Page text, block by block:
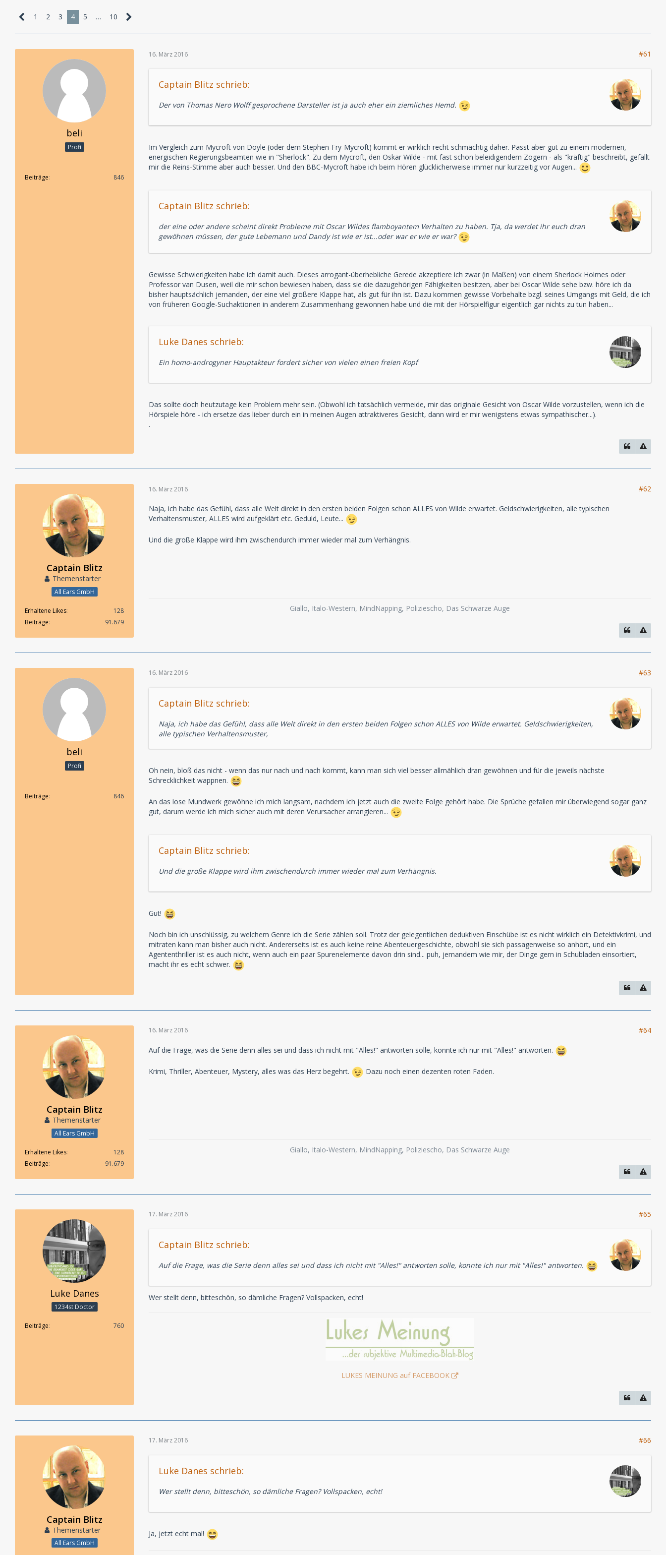
1 2 3 4 5 … 10
beli
Profi
Beiträge 846
16. März 2016 #61
Captain Blitz schrieb:
Der von Thomas Nero Wolff gesprochene Darsteller ist ja auch eher ein ziemliches Hemd.
Im Vergleich zum Mycroft von Doyle (oder dem Stephen-Fry-Mycroft) kommt er wirklich recht schmächtig daher. Passt aber gut zu einem modernen,
energischen Regierungsbeamten wie in "Sherlock". Zu dem Mycroft, den Oskar Wilde - mit fast schon beleidigendem Zögern - als "kräftig" beschreibt, gefällt
mir die Reins-Stimme aber auch besser. Und den BBC-Mycroft habe ich beim Hören glücklicherweise immer nur kurzzeitig vor Augen...
Captain Blitz schrieb:
der eine oder andere scheint direkt Probleme mit Oscar Wildes flamboyantem Verhalten zu haben. Tja, da werdet ihr euch dran
gewöhnen müssen, der gute Lebemann und Dandy ist wie er ist...oder war er wie er war?
Gewisse Schwierigkeiten habe ich damit auch. Dieses arrogant-überhebliche Gerede akzeptiere ich zwar (in Maßen) von einem Sherlock Holmes oder
Professor van Dusen, weil die mir schon bewiesen haben, dass sie die dazugehörigen Fähigkeiten besitzen, aber bei Oscar Wilde sehe bzw. höre ich da
bisher hauptsächlich jemanden, der eine viel größere Klappe hat, als gut für ihn ist. Dazu kommen gewisse Vorbehalte bzgl. seines Umgangs mit Geld, die ich
von früheren Google-Suchaktionen in anderem Zusammenhang gewonnen habe und die mit der Hörspielfigur eigentlich gar nichts zu tun haben...
Luke Danes schrieb:
Ein homo-androgyner Hauptakteur fordert sicher von vielen einen freien Kopf
Das sollte doch heutzutage kein Problem mehr sein. (Obwohl ich tatsächlich vermeide, mir das originale Gesicht von Oscar Wilde vorzustellen, wenn ich die
Hörspiele höre - ich ersetze das lieber durch ein in meinen Augen attraktiveres Gesicht, dann wird er mir wenigstens etwas sympathischer...).
.
Captain Blitz
Themenstarter
All Ears GmbH
Erhaltene Likes
128
Beiträge
91.679
16. März 2016 #62
Naja, ich habe das Gefühl, dass alle Welt direkt in den ersten beiden Folgen schon ALLES von Wilde erwartet. Geldschwierigkeiten, alle typischen
Verhaltensmuster, ALLES wird aufgeklärt etc. Geduld, Leute...
Und die große Klappe wird ihm zwischendurch immer wieder mal zum Verhängnis.
Giallo, Italo-Western, MindNapping, Poliziescho, Das Schwarze Auge
beli
Profi
Beiträge 846
16. März 2016 #63
Captain Blitz schrieb:
Naja, ich habe das Gefühl, dass alle Welt direkt in den ersten beiden Folgen schon ALLES von Wilde erwartet. Geldschwierigkeiten,
alle typischen Verhaltensmuster,
Oh nein, bloß das nicht - wenn das nur nach und nach kommt, kann man sich viel besser allmählich dran gewöhnen und für die jeweils nächste
Schrecklichkeit wappnen.
An das lose Mundwerk gewöhne ich mich langsam, nachdem ich jetzt auch die zweite Folge gehört habe. Die Sprüche gefallen mir überwiegend sogar ganz
gut, darum werde ich mich sicher auch mit deren Verursacher arrangieren...
Captain Blitz schrieb:
Und die große Klappe wird ihm zwischendurch immer wieder mal zum Verhängnis.
Gut!
Noch bin ich unschlüssig, zu welchem Genre ich die Serie zählen soll. Trotz der gelegentlichen deduktiven Einschübe ist es nicht wirklich ein Detektivkrimi, und
mitraten kann man bisher auch nicht. Andererseits ist es auch keine reine Abenteuergeschichte, obwohl sie sich passagenweise so anhört, und ein
Agententhriller ist es auch nicht, wenn auch ein paar Spurenelemente davon drin sind... puh, jemandem wie mir, der Dinge gern in Schubladen einsortiert,
macht ihr es echt schwer.
Captain Blitz
Themenstarter
All Ears GmbH
Erhaltene Likes
128
Beiträge
91.679
16. März 2016 #64
Auf die Frage, was die Serie denn alles sei und dass ich nicht mit "Alles!" antworten solle, konnte ich nur mit "Alles!" antworten.
Krimi, Thriller, Abenteuer, Mystery, alles was das Herz begehrt. Dazu noch einen dezenten roten Faden.
Giallo, Italo-Western, MindNapping, Poliziescho, Das Schwarze Auge
Luke Danes
1234st Doctor
Beiträge 760
17. März 2016 #65
Captain Blitz schrieb:
Auf die Frage, was die Serie denn alles sei und dass ich nicht mit "Alles!" antworten solle, konnte ich nur mit "Alles!" antworten.
Wer stellt denn, bitteschön, so dämliche Fragen? Vollspacken, echt!
LUKES MEINUNG auf FACEBOOK
Captain Blitz
Themenstarter
All Ears GmbH
17. März 2016 #66
Luke Danes schrieb:
Wer stellt denn, bitteschön, so dämliche Fragen? Vollspacken, echt!
Ja, jetzt echt mal!